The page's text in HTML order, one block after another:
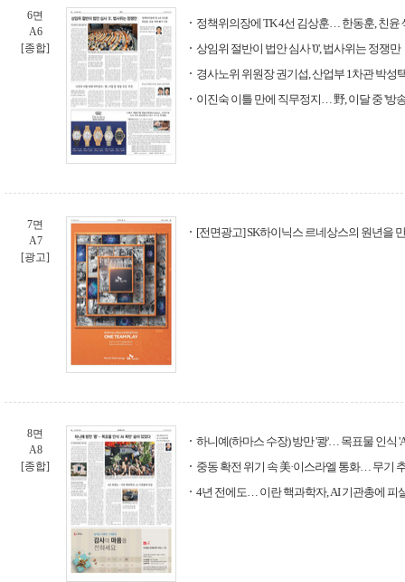
6면
A6
[종합]
정책위의장에 TK 4선 김상훈… 한동훈, 친윤
상임위 절반이 법안 심사 '0', 법사위는 정쟁만
경사노위 위원장 권기섭, 산업부 1차관 박성
이진숙 이틀 만에 직무정지… 野, 이달 중 '방
7면
A7
[광고]
[전면광고] SK하이닉스 르네상스의 원년을
8면
A8
[종합]
하니예(하마스 수장) 방만 '쾅'… 목표물 인식
중동 확전 위기 속 美·이스라엘 통화… 무기
4년 전에도… 이란 핵과학자, AI 기관총에 피